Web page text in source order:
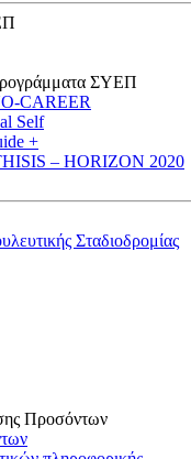
ΣΥΕΠ
CAREER
Self
+
– HORIZON 2020
Σταδιοδρομίας
Προσόντων